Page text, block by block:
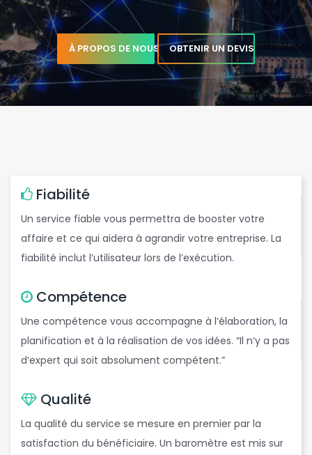
s
é
e b m a i l p r o .
À PROPOS DE NOUS OBTENIR UN DEVIS
Fiabilité
Un service fiable vous permettra de booster votre
affaire et ce qui aidera à agrandir votre entreprise. La
fiabilité inclut l’utilisateur lors de l’exécution.
Compétence
Une compétence vous accompagne à l’élaboration, la
planification et à la réalisation de vos idées. “Il n’y a pas
d’expert qui soit absolument compétent.”
Qualité
La qualité du service se mesure en premier par la
satisfaction du bénéficiaire. Un baromètre est mis sur